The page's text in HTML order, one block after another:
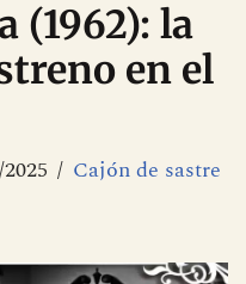
(1962): la
en el
Cajón de sastre